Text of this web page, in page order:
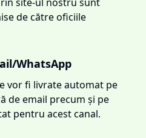
de către oficiile
WhatsApp
vor fi livrate automat pe
de email precum și pe
pentru acest canal.